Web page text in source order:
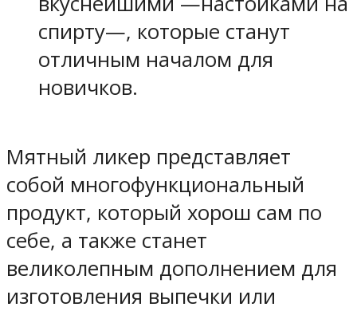
спирту—, которые станут
отличным началом для
новичков.
Мятный ликер представляет
собой многофункциональный
продукт, который хорош сам по
себе, а также станет
великолепным дополнением для
изготовления выпечки или